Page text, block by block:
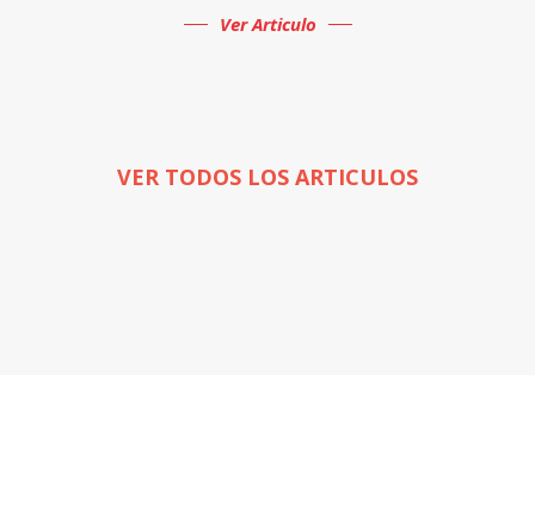
Ver Articulo
VER TODOS LOS ARTICULOS